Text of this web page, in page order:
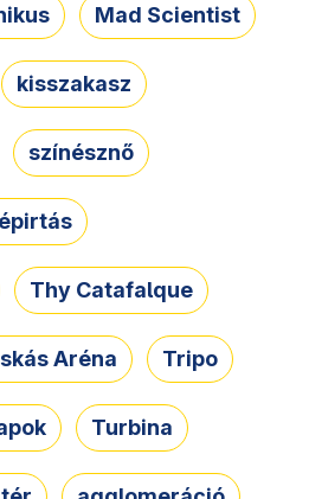
Mad Scientist
kisszakasz
színésznő
Thy Catafalque
Aréna Tripo
Turbina